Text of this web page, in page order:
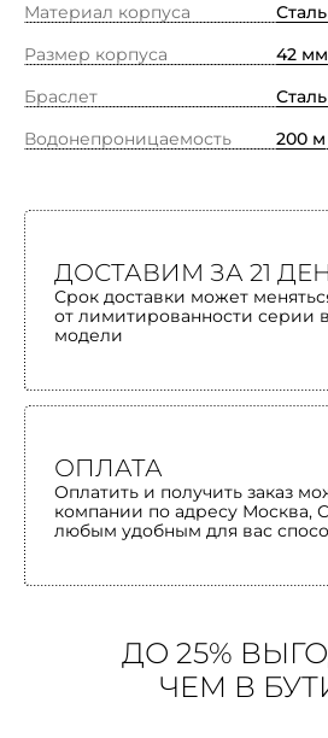
Материал корпуса
Сталь
Размер корпуса
42 мм
Браслет
Сталь
Водонепроницаемость
200 м
ДОСТАВИМ ЗА 21
Срок доставки может
от лимитированности серии
модели
ОПЛАТА
Оплатить и получить заказ
компании по адресу Москва,
любым удобным для вас
ДО 25%
ЧЕМ В